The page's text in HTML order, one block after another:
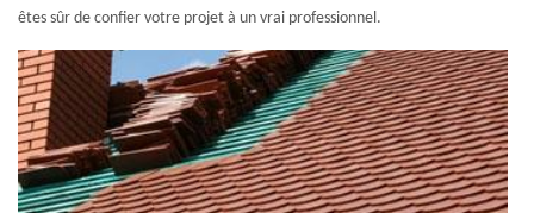
êtes sûr de confier votre projet à un vrai professionnel.